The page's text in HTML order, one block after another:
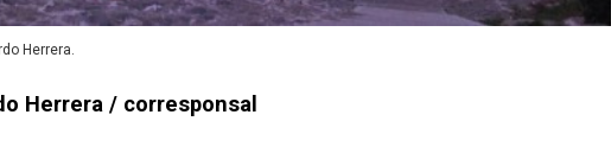
Herrera.
Herrera / corresponsal